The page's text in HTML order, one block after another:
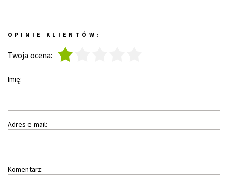
OPINIE KLIENTÓW:
Twoja ocena:
Imię:
Adres e-mail:
Komentarz: